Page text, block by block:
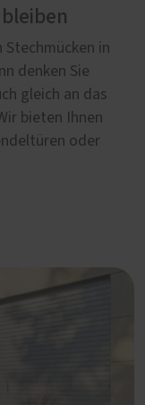
Stechmücken in
denken Sie
gleich an das
bieten Ihnen
oder